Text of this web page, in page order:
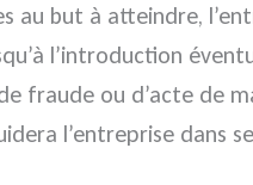
but à atteindre,
l’introduction
fraude ou d’acte de
l’entreprise dans